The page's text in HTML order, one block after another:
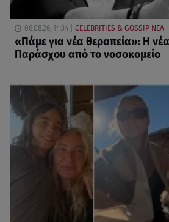
06.08.26, 14:34 CELEBRITIES & GOSSIP ΝΕΑ
«Πάμε για νέα θεραπεία»: Η
Παράσχου από το νοσοκομείο